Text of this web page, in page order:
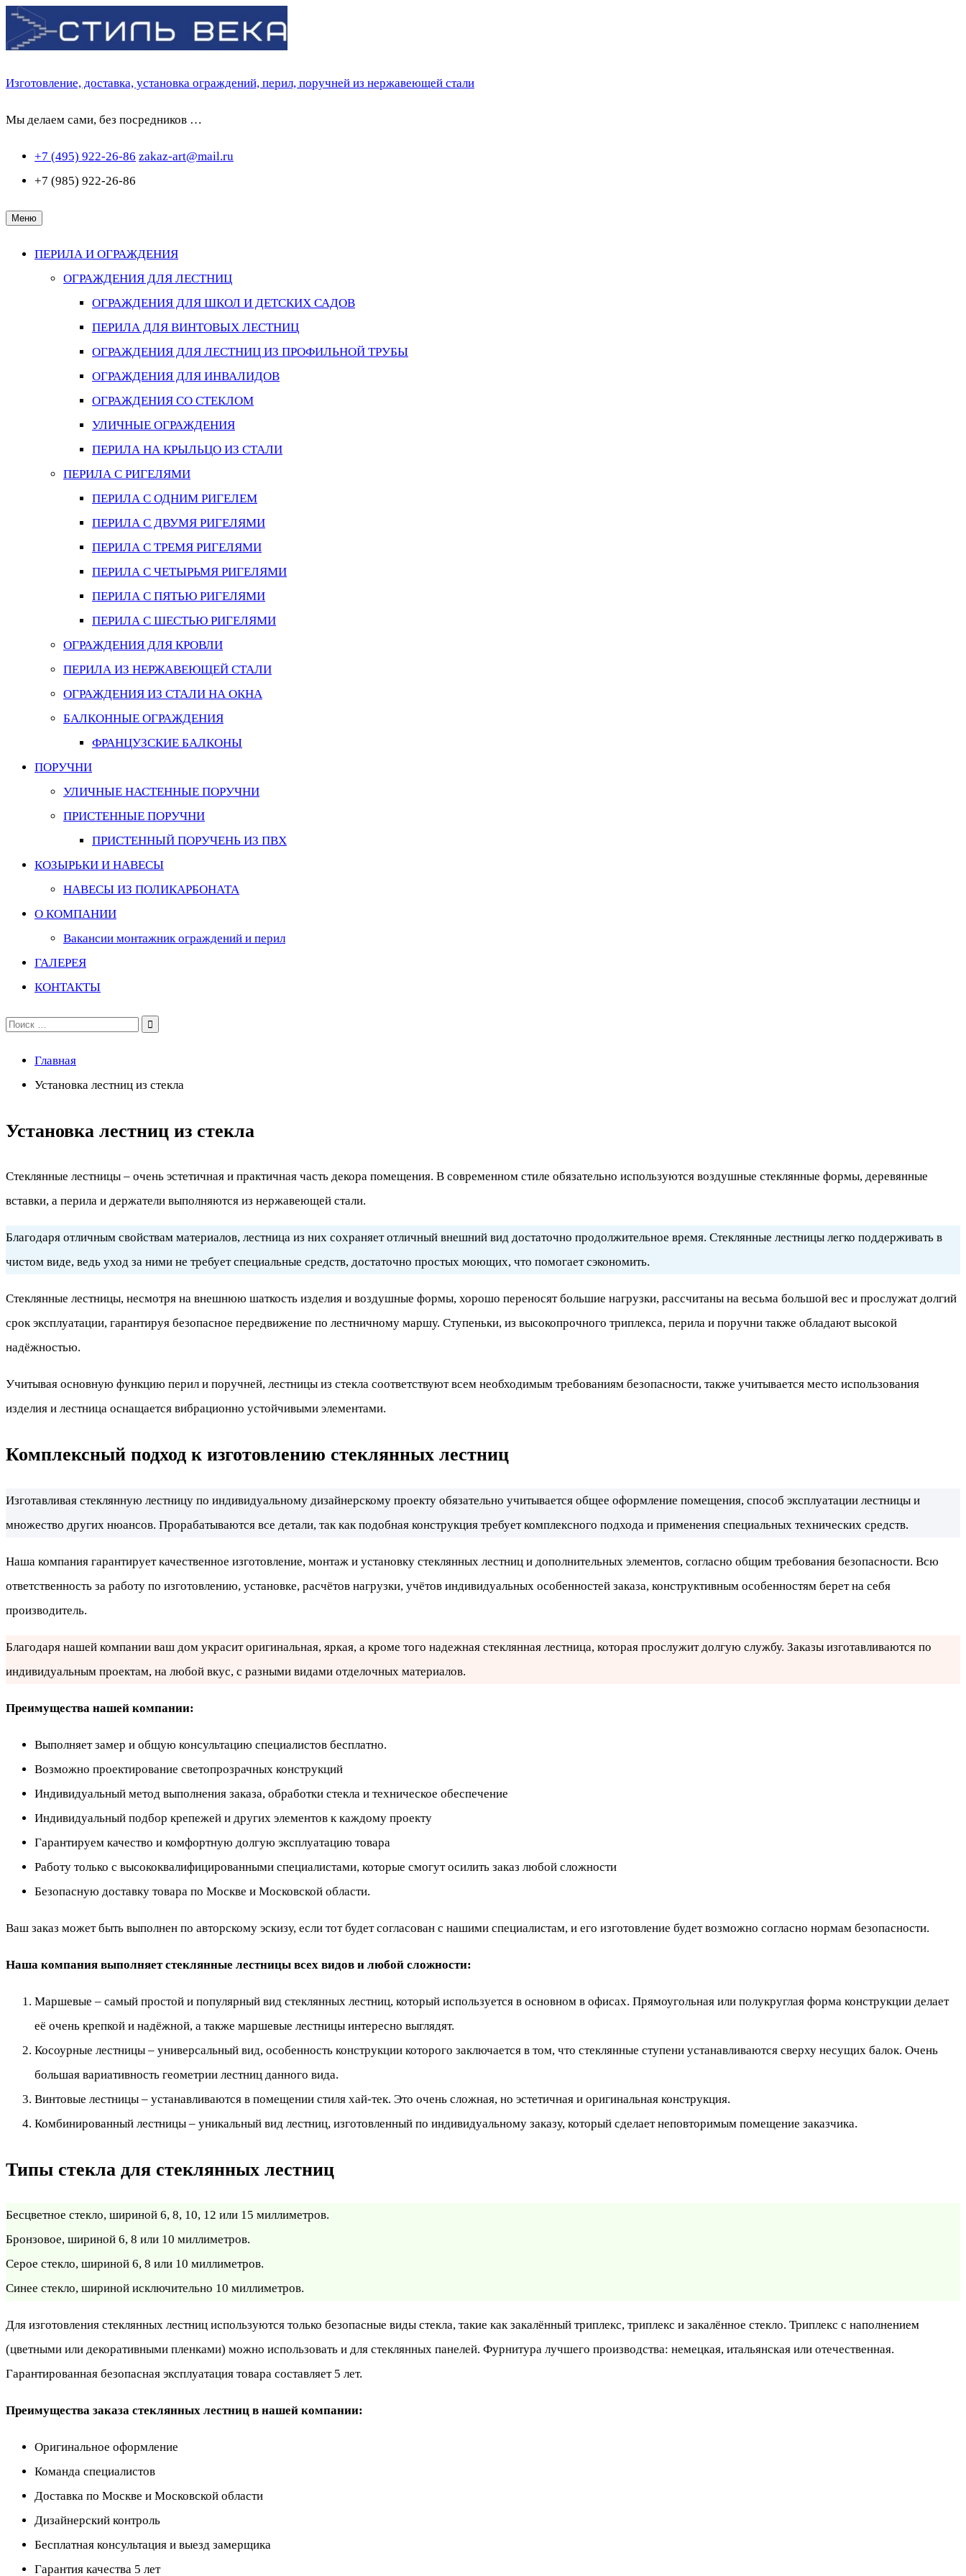
Перейти
к
Изготовление, доставка, установка ограждений, перил, поручней из нержавеющей стали
Мы делаем сами, без посредников …
+7 (495) 922-26-86 zakaz-art@mail.ru
+7 (985) 922-26-86
Меню
ПЕРИЛА И ОГРАЖДЕНИЯ
ОГРАЖДЕНИЯ ДЛЯ ЛЕСТНИЦ
ОГРАЖДЕНИЯ ДЛЯ ШКОЛ И ДЕТСКИХ САДОВ
ПЕРИЛА ДЛЯ ВИНТОВЫХ ЛЕСТНИЦ
ОГРАЖДЕНИЯ ДЛЯ ЛЕСТНИЦ ИЗ ПРОФИЛЬНОЙ ТРУБЫ
ОГРАЖДЕНИЯ ДЛЯ ИНВАЛИДОВ
ОГРАЖДЕНИЯ СО СТЕКЛОМ
УЛИЧНЫЕ ОГРАЖДЕНИЯ
ПЕРИЛА НА КРЫЛЬЦО ИЗ СТАЛИ
ПЕРИЛА С РИГЕЛЯМИ
ПЕРИЛА С ОДНИМ РИГЕЛЕМ
ПЕРИЛА С ДВУМЯ РИГЕЛЯМИ
ПЕРИЛА С ТРЕМЯ РИГЕЛЯМИ
ПЕРИЛА С ЧЕТЫРЬМЯ РИГЕЛЯМИ
ПЕРИЛА С ПЯТЬЮ РИГЕЛЯМИ
ПЕРИЛА С ШЕСТЬЮ РИГЕЛЯМИ
ОГРАЖДЕНИЯ ДЛЯ КРОВЛИ
ПЕРИЛА ИЗ НЕРЖАВЕЮЩЕЙ СТАЛИ
ОГРАЖДЕНИЯ ИЗ СТАЛИ НА ОКНА
БАЛКОННЫЕ ОГРАЖДЕНИЯ
ФРАНЦУЗСКИЕ БАЛКОНЫ
ПОРУЧНИ
УЛИЧНЫЕ НАСТЕННЫЕ ПОРУЧНИ
ПРИСТЕННЫЕ ПОРУЧНИ
ПРИСТЕННЫЙ ПОРУЧЕНЬ ИЗ ПВХ
КОЗЫРЬКИ И НАВЕСЫ
НАВЕСЫ ИЗ ПОЛИКАРБОНАТА
О КОМПАНИИ
Вакансии монтажник ограждений и перил
ГАЛЕРЕЯ
КОНТАКТЫ
Поиск
Главная
Установка лестниц из стекла
Установка лестниц из стекла
Стеклянные лестницы – очень эстетичная и практичная часть декора помещения. В современном стиле обязательно используются воздушные стеклянные формы, деревянные
вставки, а перила и держатели выполняются из нержавеющей стали.
Благодаря отличным свойствам материалов, лестница из них сохраняет отличный внешний вид достаточно продолжительное время. Стеклянные лестницы легко поддерживать в
чистом виде, ведь уход за ними не требует специальные средств, достаточно простых моющих, что помогает сэкономить.
Стеклянные лестницы, несмотря на внешнюю шаткость изделия и воздушные формы, хорошо переносят большие нагрузки, рассчитаны на весьма большой вес и прослужат долгий
срок эксплуатации, гарантируя безопасное передвижение по лестничному маршу. Ступеньки, из высокопрочного триплекса, перила и поручни также обладают высокой
надёжностью.
Учитывая основную функцию перил и поручней, лестницы из стекла соответствуют всем необходимым требованиям безопасности, также учитывается место использования
изделия и лестница оснащается вибрационно устойчивыми элементами.
Комплексный подход к изготовлению стеклянных лестниц
Изготавливая стеклянную лестницу по индивидуальному дизайнерскому проекту обязательно учитывается общее оформление помещения, способ эксплуатации лестницы и
множество других нюансов. Прорабатываются все детали, так как подобная конструкция требует комплексного подхода и применения специальных технических средств.
Наша компания гарантирует качественное изготовление, монтаж и установку стеклянных лестниц и дополнительных элементов, согласно общим требования безопасности. Всю
ответственность за работу по изготовлению, установке, расчётов нагрузки, учётов индивидуальных особенностей заказа, конструктивным особенностям берет на себя
производитель.
Благодаря нашей компании ваш дом украсит оригинальная, яркая, а кроме того надежная стеклянная лестница, которая прослужит долгую службу. Заказы изготавливаются по
индивидуальным проектам, на любой вкус, с разными видами отделочных материалов.
Преимущества нашей компании:
Выполняет замер и общую консультацию специалистов бесплатно.
Возможно проектирование светопрозрачных конструкций
Индивидуальный метод выполнения заказа, обработки стекла и техническое обеспечение
Индивидуальный подбор крепежей и других элементов к каждому проекту
Гарантируем качество и комфортную долгую эксплуатацию товара
Работу только с высококвалифицированными специалистами, которые смогут осилить заказ любой сложности
Безопасную доставку товара по Москве и Московской области.
Ваш заказ может быть выполнен по авторскому эскизу, если тот будет согласован с нашими специалистам, и его изготовление будет возможно согласно нормам безопасности.
Наша компания выполняет стеклянные лестницы всех видов и любой сложности:
Маршевые – самый простой и популярный вид стеклянных лестниц, который используется в основном в офисах. Прямоугольная или полукруглая форма конструкции делает
её очень крепкой и надёжной, а также маршевые лестницы интересно выглядят.
Косоурные лестницы – универсальный вид, особенность конструкции которого заключается в том, что стеклянные ступени устанавливаются сверху несущих балок. Очень
большая вариативность геометрии лестниц данного вида.
Винтовые лестницы – устанавливаются в помещении стиля хай-тек. Это очень сложная, но эстетичная и оригинальная конструкция.
Комбинированный лестницы – уникальный вид лестниц, изготовленный по индивидуальному заказу, который сделает неповторимым помещение заказчика.
Типы стекла для стеклянных лестниц
Бесцветное стекло, шириной 6, 8, 10, 12 или 15 миллиметров.
Бронзовое, шириной 6, 8 или 10 миллиметров.
Серое стекло, шириной 6, 8 или 10 миллиметров.
Синее стекло, шириной исключительно 10 миллиметров.
Для изготовления стеклянных лестниц используются только безопасные виды стекла, такие как закалённый триплекс, триплекс и закалённое стекло. Триплекс с наполнением
(цветными или декоративными пленками) можно использовать и для стеклянных панелей. Фурнитура лучшего производства: немецкая, итальянская или отечественная.
Гарантированная безопасная эксплуатация товара составляет 5 лет.
Преимущества заказа стеклянных лестниц в нашей компании:
Оригинальное оформление
Команда специалистов
Доставка по Москве и Московской области
Дизайнерский контроль
Бесплатная консультация и выезд замерщика
Гарантия качества 5 лет